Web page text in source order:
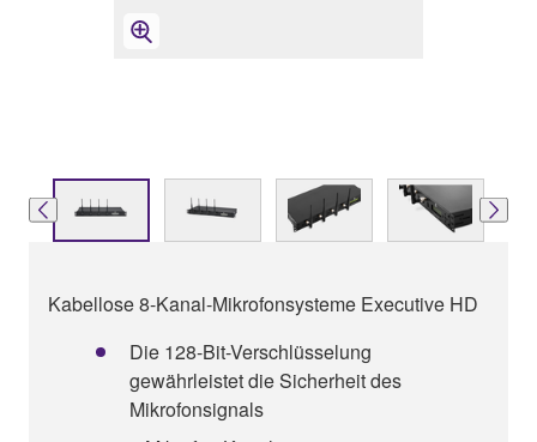
Kabellose 8-Kanal-Mikrofonsysteme Executive HD
Die 128-Bit-Verschlüsselung
gewährleistet die Sicherheit des
Mikrofonsignals